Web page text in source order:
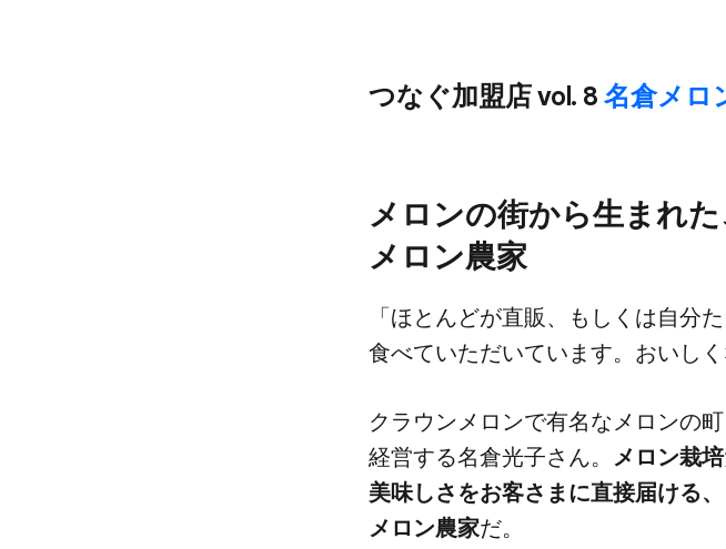
つなぐ​加盟店 vol. 8 名倉メロ
メロンの​街から​生まれ
メロン農家
「ほとんどが​直販、​もしくは​自分
食べていただいています。​おいし
クラウンメロンで​有名な​メロンの​町
経営する​名倉光子さん。
メロン栽
美味しさを​お客さまに​直接届ける
メロン農家だ。